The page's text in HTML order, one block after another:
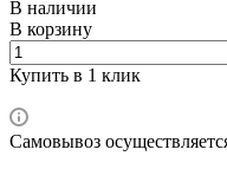
В наличии
В корзину
Купить в 1 клик
Самовывоз